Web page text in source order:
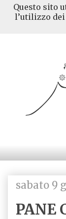
sabato 9
PANE
Questo sito
l’utilizzo